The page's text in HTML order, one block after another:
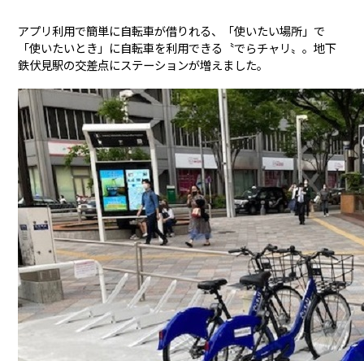
アプリ利用で簡単に自転車が借りれる、「使いたい場所」で
「使いたいとき」に自転車を利用できる〝でらチャリ〟。地下
鉄伏見駅の交差点にステーションが増えました。